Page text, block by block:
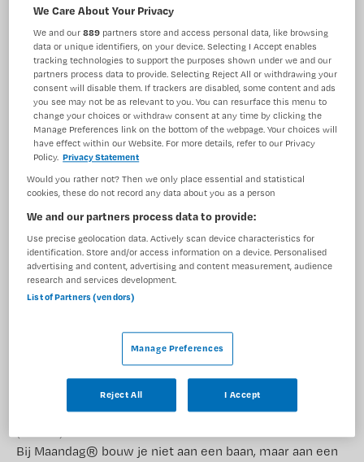
Verpleegkunde
BRANCHE
Ziekenhuis
AANSTELLING
Niet nader bepaald
PLAATSINGSDATUM
13 juli 2025
NIVEAU
HBO
ERVARING
Ervaren
DIENSTVERBAND
Vacature niet beschikbaar
Deze vacature IC verpleegkundige bij Maandag is niet
meer actueel. Hieronder staan enkele vergelijkbare
vacatures die voor u wellicht interessant zijn.
Bij Maandag® bouw je niet aan een baan, maar aan een
We Care About Your Privacy
We and our889 partners store and access personal data, like browsing
data or unique identifiers, on your device. Selecting I Accept enables
tracking technologies to support the purposes shown under we and our
partners process data to provide. Selecting Reject All or withdrawing your
consent will disable them. If trackers are disabled, some content and ads
you see may not be as relevant to you. You can resurface this menu to
change your choices or withdraw consent at any time by clicking the
Manage Preferences link on the bottom of the webpage. Your choices will
have effect within our Website. For more details, refer to our Privacy
Policy. Privacy Statement
Would you rather not? Then we only place essential and statistical
cookies, these do not record any data about you as a person
We and our partners process data to provide:
Use precise geolocation data. Actively scan device characteristics for
identification. Store and/or access information on a device. Personalised
advertising and content, advertising and content measurement, audience
research and services development.
List of Partners (vendors)
Manage Preferences
Reject All I Accept